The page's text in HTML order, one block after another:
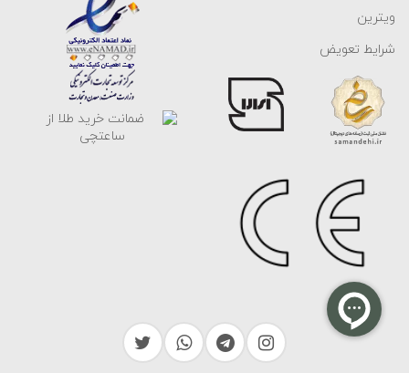
ویترین
شرایط تعویض